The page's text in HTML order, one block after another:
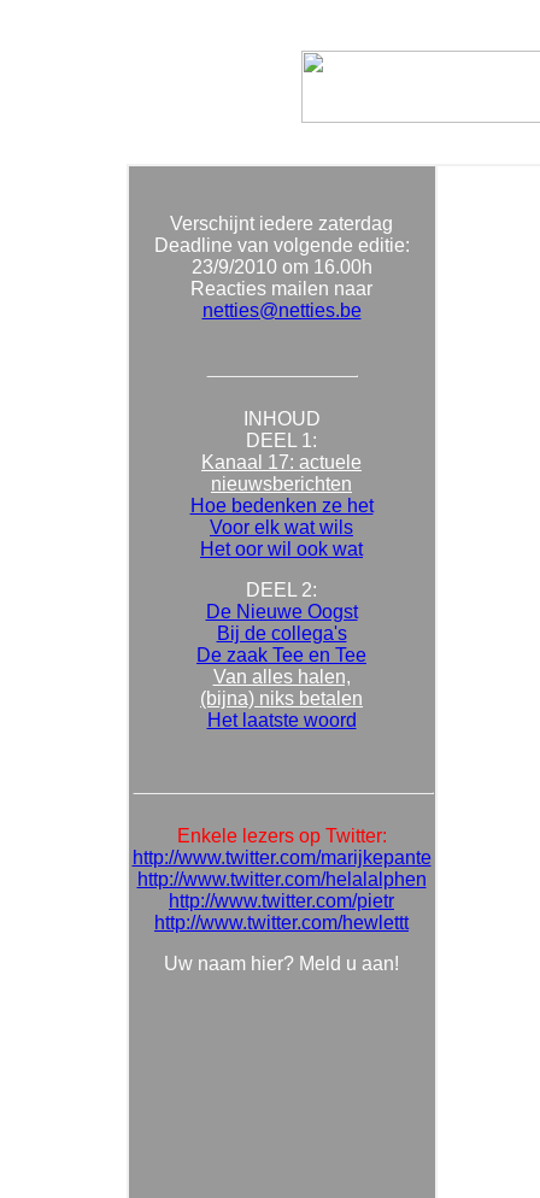
Verschijnt iedere zaterdag
Deadline van volgende editie:
23/9/2010 om 16.00h
Reacties mailen naar
netties@netties.be
INHOUD
DEEL 1:
Kanaal 17: actuele
nieuwsberichten
Hoe bedenken ze het
Voor elk wat wils
Het oor wil ook wat
DEEL 2:
De Nieuwe Oogst
Bij de collega's
De zaak Tee en Tee
Van alles halen,
(bijna) niks betalen
Het laatste woord
Enkele lezers op Twitter:
http://www.twitter.com/marijkepante
http://www.twitter.com/helalalphen
http://www.twitter.com/pietr
http://www.twitter.com/hewlettt
Uw naam hier? Meld u aan!